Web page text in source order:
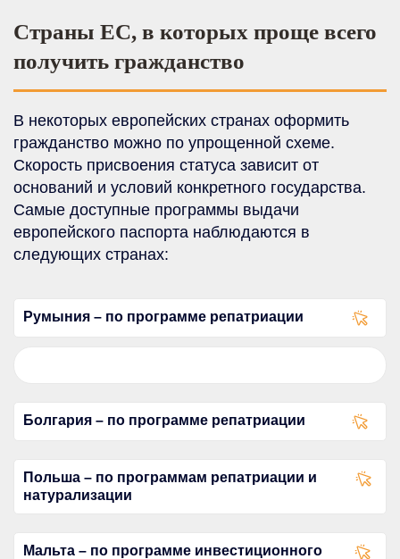
Страны ЕС, в которых проще всего
получить гражданство
В некоторых европейских странах оформить
гражданство можно по упрощенной схеме.
Скорость присвоения статуса зависит от
оснований и условий конкретного государства.
Самые доступные программы выдачи
европейского паспорта наблюдаются в
следующих странах:
Румыния – по программе репатриации
Болгария – по программе репатриации
Польша – по программам репатриации и
натурализации
Мальта – по программе инвестиционного